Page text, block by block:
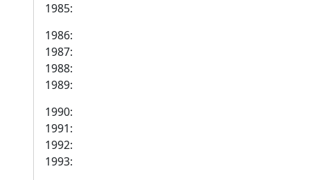
1985:
1986:
1987:
1988:
1989:
1990:
1991:
1992:
1993: